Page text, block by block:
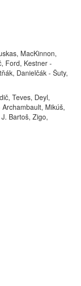
MacKinnon,
Ford, Kestner -
Danielčák - Šuty,
Teves, Deyl,
Mikúš,
Bartoš, Zigo,